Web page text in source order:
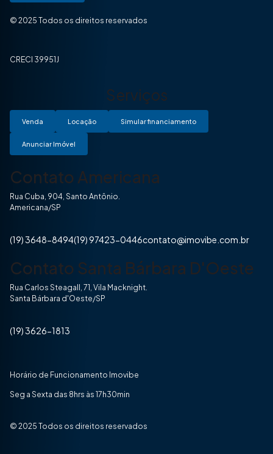
© 2025 Todos os direitos reservados
CRECI 39951J
Serviços
Venda Locação Simular financiamento
Anunciar Imóvel
Contato Americana
Rua Cuba, 904, Santo Antônio.
Americana/SP
(19) 3648-8494(19) 97423-0446contato@imovibe.com.br
Contato Santa Bárbara D'Oeste
Rua Carlos Steagall, 71, Vila Macknight.
Santa Bárbara d'Oeste/SP
(19) 3626-1813
Horário de Funcionamento Imovibe
Seg a Sexta das 8hrs às 17h30min
© 2025 Todos os direitos reservados